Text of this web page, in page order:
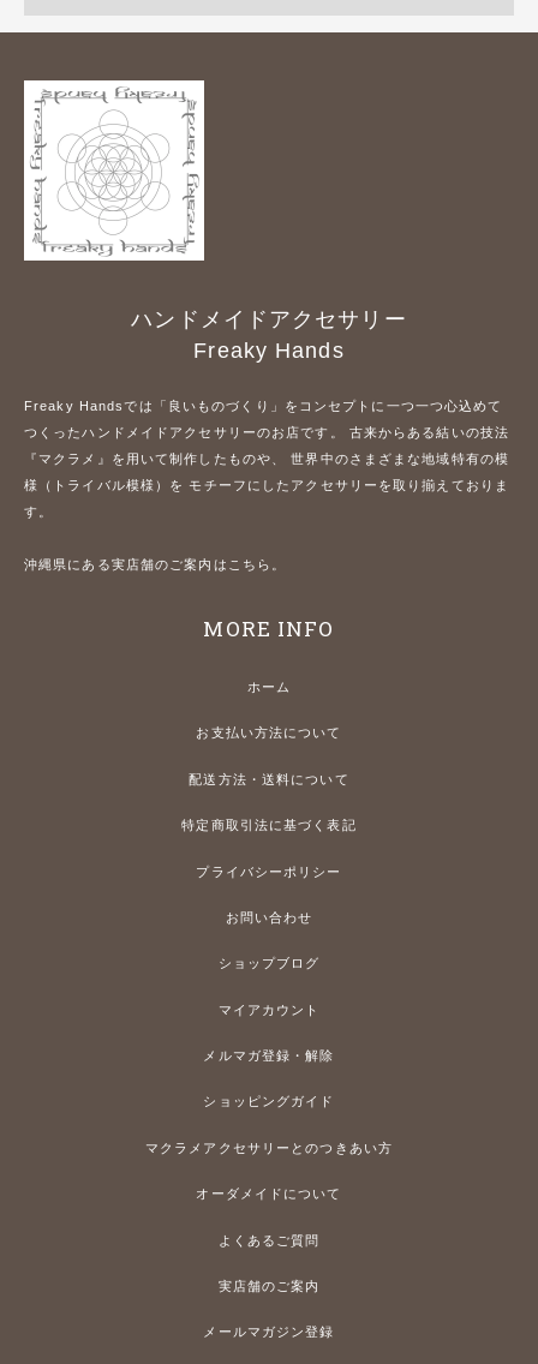
ハンドメイドアクセサリー
Freaky Hands
Freaky Handsでは「良いものづくり」をコンセプトに一つ一つ心込めて
つくったハンドメイドアクセサリーのお店です。 古来からある結いの技法
『マクラメ』を用いて制作したものや、 世界中のさまざまな地域特有の模
様（トライバル模様）を モチーフにしたアクセサリーを取り揃えておりま
す。
沖縄県にある実店舗のご案内はこちら。
MORE INFO
ホーム
お支払い方法について
配送方法・送料について
特定商取引法に基づく表記
プライバシーポリシー
お問い合わせ
ショップブログ
マイアカウント
メルマガ登録・解除
ショッピングガイド
マクラメアクセサリーとのつきあい方
オーダメイドについて
よくあるご質問
実店舗のご案内
メールマガジン登録